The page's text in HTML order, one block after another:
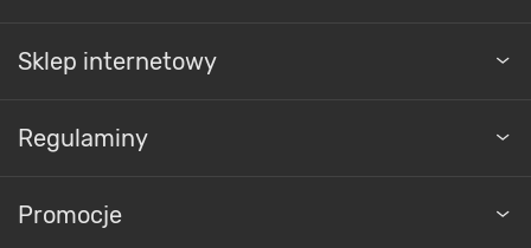
Sklep internetowy
Regulaminy
Promocje